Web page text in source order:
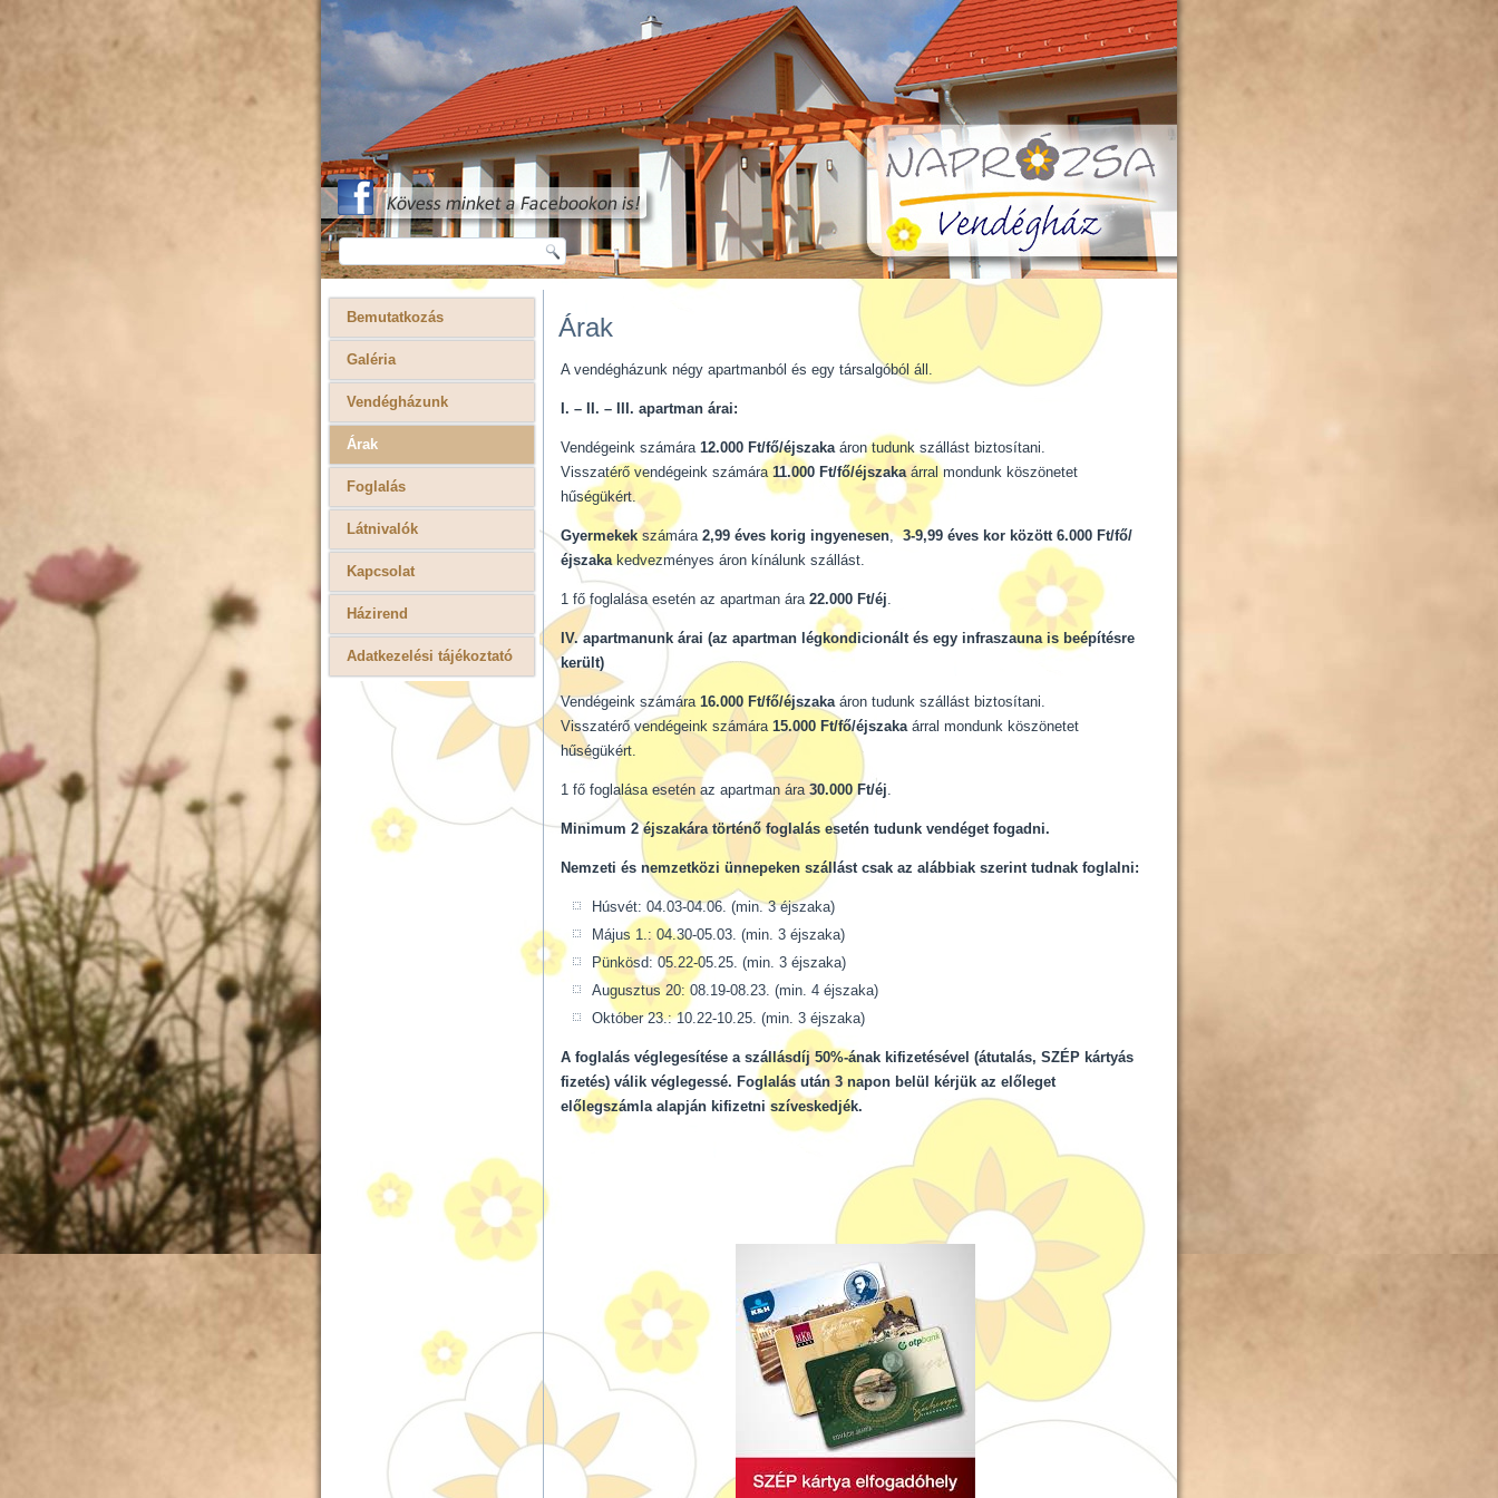
Bemutatkozás
Galéria
Vendégházunk
Árak
Foglalás
Látnivalók
Kapcsolat
Házirend
Adatkezelési tájékoztató
Árak
A vendégházunk négy apartmanból és egy társalgóból áll.
I. – II. – III. apartman árai:
Vendégeink számára 12.000 Ft/fő/éjszakaáron tudunk szállást biztosítani.
Visszatérő vendégeink számára 11.000 Ft/fő/éjszakaárral mondunk köszönetet
hűségükért.
Gyermekekszámára 2,99 éves korig ingyenesen,3-9,99 éves kor között 6.000 Ft/fő/
éjszakakedvezményes áron kínálunk szállást.
1 fő foglalása esetén az apartman ára 22.000 Ft/éj.
IV. apartmanunk árai (az apartman légkondicionált és egy infraszauna is beépítésre
került)
Vendégeink számára 16.000 Ft/fő/éjszakaáron tudunk szállást biztosítani.
Visszatérő vendégeink számára 15.000 Ft/fő/éjszakaárral mondunk köszönetet
hűségükért.
1 fő foglalása esetén az apartman ára 30.000 Ft/éj.
Minimum 2 éjszakára történő foglalás esetén tudunk vendéget fogadni.
Nemzeti és nemzetközi ünnepeken szállást csak az alábbiak szerint tudnak foglalni:
Húsvét: 04.03-04.06. (min. 3 éjszaka)
Május 1.: 04.30-05.03. (min. 3 éjszaka)
Pünkösd: 05.22-05.25. (min. 3 éjszaka)
Augusztus 20: 08.19-08.23. (min. 4 éjszaka)
Október 23.: 10.22-10.25. (min. 3 éjszaka)
A foglalás véglegesítése a szállásdíj 50%-ának kifizetésével (átutalás, SZÉP kártyás
fizetés) válik véglegessé. Foglalás után 3 napon belül kérjük az előleget
előlegszámla alapján kifizetni szíveskedjék.